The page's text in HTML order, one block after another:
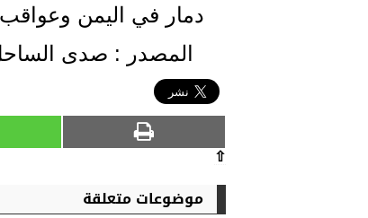
دمار في اليمن
المصدر : صدى
⇧
موضوعات متعلقة